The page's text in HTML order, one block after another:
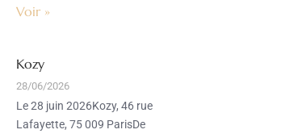
Voir »
Kozy
28/06/2026
Le 28 juin 2026Kozy, 46 rue
Lafayette, 75 009 ParisDe